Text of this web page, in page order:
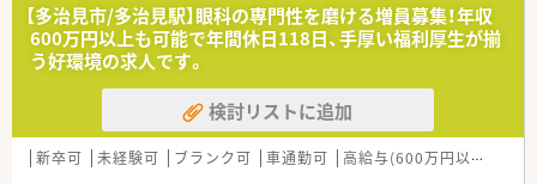
★大手ならではの多彩なキャリアパス！
・社内公募制度や年に1回の自己申告制度があるので、キャリア
アップに挑戦できます。
・店舗での業務経験を活かし、マネージャーや支店長、採用・教育
などの人事業務、
医療モール開発といった新規開発に携わるなど、活躍できる場
が沢山あります。
【多治見市/多治見駅】眼科の専門性を磨ける増員募集！年収
600万円以上も可能で年間休日118日、手厚い福利厚生が揃
う好環境の求人です。
検討リストに追加
新卒可 未経験可 ブランク可 車通勤可 高給与(600万円以上)